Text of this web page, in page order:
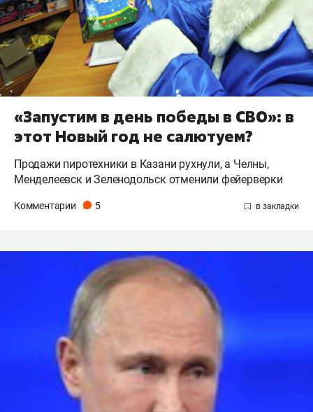
«Запустим в день победы в СВО»: в
этот Новый год не салютуем?
Продажи пиротехники в Казани рухнули, а Челны,
Менделеевск и Зеленодольск отменили фейерверки
Комментарии 5